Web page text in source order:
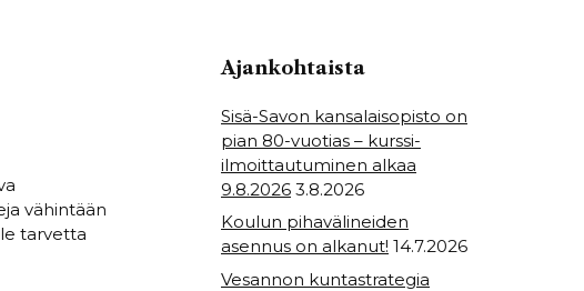
vähintään
tarvetta
Ajankohtaista
Sisä-Savon kansalaisopisto on
pian 80-vuotias – kurssi-
ilmoittautuminen alkaa
9.8.2026 3.8.2026
Koulun pihavälineiden
asennus on alkanut! 14.7.2026
Vesannon kuntastrategia